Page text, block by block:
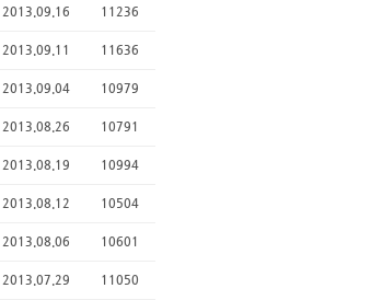
2013.09.16 11236
2013.09.11 11636
2013.09.04 10979
2013.08.26 10791
2013.08.19 10994
2013.08.12 10504
2013.08.06 10601
2013.07.29 11050